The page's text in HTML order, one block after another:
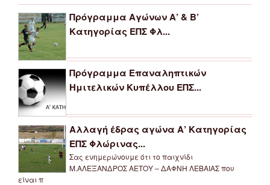
Πρόγραμμα Αγώνων Α’ & Β’
Κατηγορίας ΕΠΣ Φλ...
Πρόγραμμα Επαναληπτικών
Ημιτελικών Κυπέλλου ΕΠΣ...
Αλλαγή έδρας αγώνα Α’ Κατηγορίας
ΕΠΣ Φλώρινας...
Σας ενημερώνουμε ότι το παιχνίδι
Μ.ΑΛΕΞΑΝΔΡΟΣ ΑΕΤΟΥ – ΔΑΦΝΗ ΛΕΒΑΙΑΣ που
είναι π